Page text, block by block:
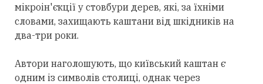
мікроін'єкції у стовбури дерев, які, за їхніми
словами, захищають каштани від шкідників на
два-три роки.
Автори наголошують, що київський каштан є
одним із символів столиці, однак через